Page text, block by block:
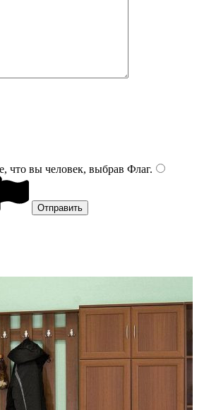
что вы человек, выбрав Флаг.